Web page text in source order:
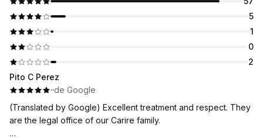
5
1
0
2
Pito C Perez
··de Google
(Translated by Google) Excellent treatment and respect. They
are the legal office of our Carire family.